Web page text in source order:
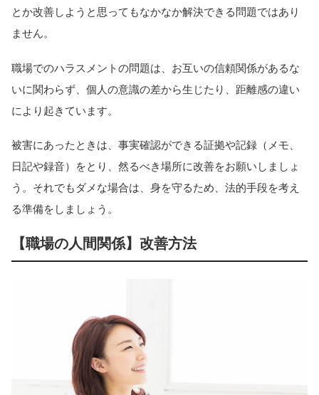
とか改善しようと思ってもなかなか解決できる問題ではあり
ません。
職場でのハラスメントの問題は、お互いの信頼関係があるな
いに関わらず、個人の意識の差から生じたり、距離感の違い
により起きています。
被害にあったときは、事実確認ができる証拠や記録（メモ、
日記や録音）をとり、然るべき場所に改善をお願いしましょ
う。それでもダメな場合は、身を守るため、法的手段を考え
る準備をしましょう。
【職場の人間関係】改善方法